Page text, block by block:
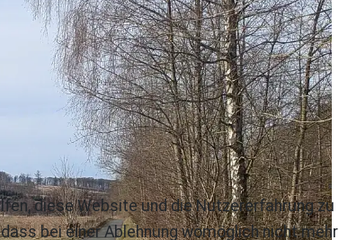
diese Website und die Nutzererfahrung zu
bei einer Ablehnung womöglich nicht mehr